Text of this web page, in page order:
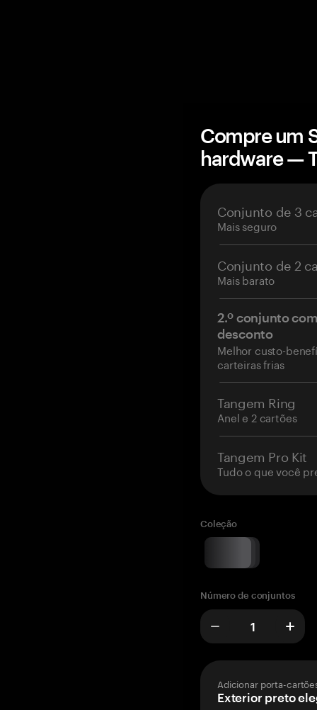
Compre um
hardware —
Conjunto de 3
Mais seguro
Conjunto de 2
Mais barato
2.º conjunto
desconto
Melhor custo-
carteiras frias
Tangem Ring
Anel e 2 cartões
Tangem Pro Kit
Tudo o que você
Coleção
Número de conjuntos
Adicionar porta-
Exterior preto